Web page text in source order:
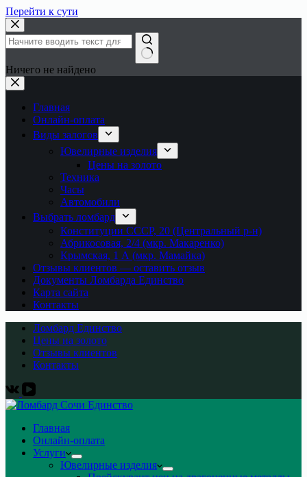
Перейти к сути
Ничего не найдено
Главная
Онлайн-оплата
Виды залогов
Ювелирные изделия
Цены на золото
Техника
Часы
Автомобили
Выбрать ломбард
Конституции СССР, 20 (Центральный р-н)
Абрикосовая, 2/4 (мкр. Макаренко)
Крымская, 1 А (мкр. Мамайка)
Отзывы клиентов — оставить отзыв
Документы Ломбарда Единство
Карта сайта
Контакты
Ломбард Единство
Цены на золото
Отзывы клиентов
Контакты
Главная
Онлайн-оплата
Услуги
Ювелирные изделия